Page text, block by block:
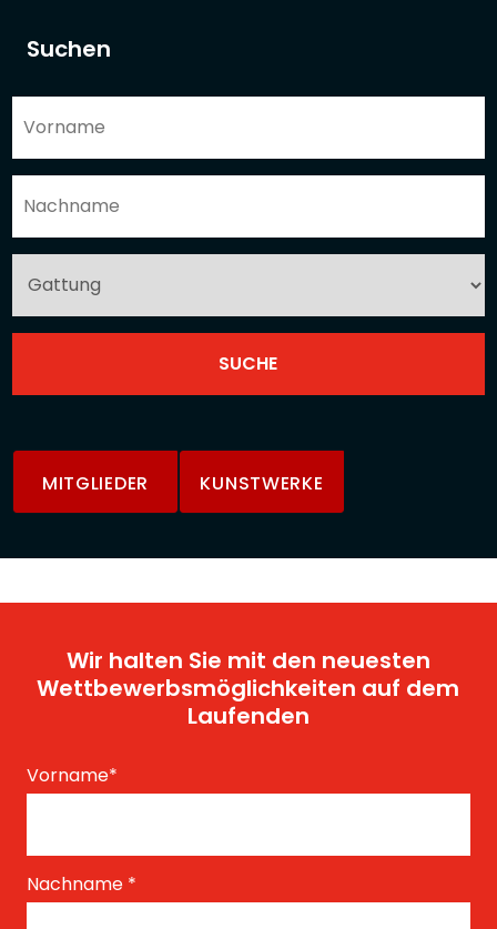
Suchen
MITGLIEDER KUNSTWERKE
Wir halten Sie mit den neuesten
Wettbewerbsmöglichkeiten auf dem
Laufenden
Vorname*
Nachname *